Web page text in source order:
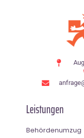
Leistungen
Behördenumzug